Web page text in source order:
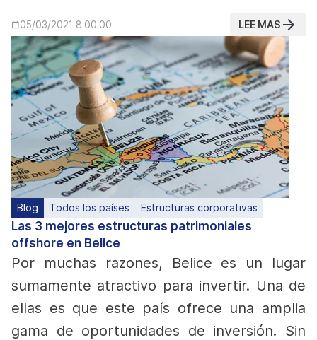
05/03/2021 8:00:00 LEE MAS
Blog Todos los países Estructuras corporativas
Las 3 mejores estructuras patrimoniales
offshore en Belice
Por muchas razones, Belice es un lugar
sumamente atractivo para invertir. Una de
ellas es que este país ofrece una amplia
gama de oportunidades de inversión. Sin